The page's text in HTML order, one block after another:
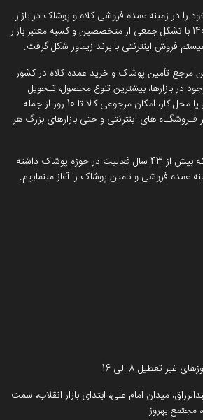
فعالیت خود را در زمینه عمده فروشی کلاه و پوشاک در بازار
ایران آغاز نمود و در سال 1400 با تشکل جمعی از متخصصین و کسبه معتبر بازار
فروش اینترنتی با برند زیماوِر شکل گرفت.
مرجع تأمین پوشاک و خرید عمده کلاه در کشور
در بازارها، بیشترین تنوع محصول، تـحویل
فـوری و رایـگان درب منزل یا محل کار، امکان مرجوعی کالا تا 10 روز از جمله
فـروشگـاه های اینترنتی و حتی بازارهای بزرگ هر
اینکه با پشتوانه و اعتباری که بیش از 43 سال فعالیت در حوزه پوشاک داشته
عمده فروشی و تامین پوشاک را آغاز مینماییم.
تعطیل 8 الی 16
میدان امام علی، ابتدای بازار انقلاب، سمت
مجتمع بهروز